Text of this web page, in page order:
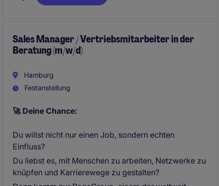
Sales Manager / Vertriebsmitarbeiter in der
Beratung (m/w/d)
Hamburg
Festanstellung
🚀 Deine Chance:
Du willst nicht nur einen Job, sondern echten
Einfluss?
Du liebst es, mit Menschen zu arbeiten, Netzwerke zu
knüpfen und Karrierewege zu gestalten?